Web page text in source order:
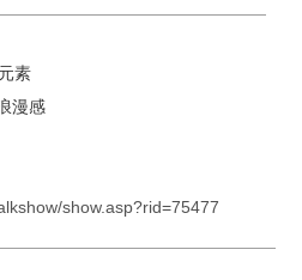
素
漫感
show.asp?rid=75477